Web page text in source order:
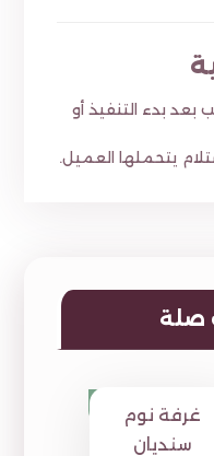
بعد بدء التنفيذ أو
يتحملها العميل.
صلة
غرفة نوم
سنديان
⃁
5,590